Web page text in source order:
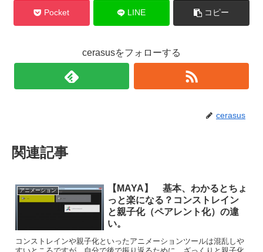
Pocket LINE コピー
cerasusをフォローする
cerasus
関連記事
アニメーション
【MAYA】 基本、わかるとちょ
っと楽になる？コンストレイン
と親子化（ペアレント化）の違
い。
コンストレインや親子化といったアニメーションツールは混乱しや